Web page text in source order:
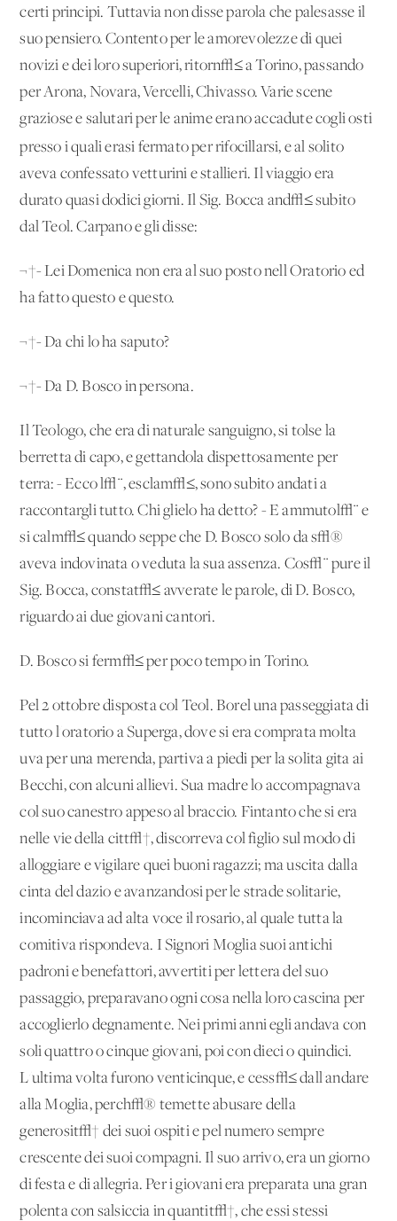
certi principi. Tuttavia non disse parola che palesasse il
suo pensiero. Contento per le amorevolezze di quei
novizi e dei loro superiori, ritorn√≤ a Torino, passando
per Arona, Novara, Vercelli, Chivasso. Varie scene
graziose e salutari per le anime erano accadute cogli osti
presso i qualierasi fermato per rifocillarsi, e al solito
aveva confessato vetturini e stallieri. Il viaggio era
durato quasi dodici giorni. Il Sig. Bocca and√≤ subito
dal Teol. Carpano e gli disse:
¬†- Lei Domenica non era al suo posto nell'Oratorio ed
ha fatto questo e questo.
¬†- Da chi lo ha saputo?
¬†- Da D. Bosco in persona.
Il Teologo, che era di naturale sanguigno, si tolse la
berretta di capo, e gettandola dispettosamente per
terra: - Ecco l√¨, esclam√≤, sono subito andati a
raccontargli tutto. Chi glielo ha detto? - E ammutol√¨ e
si calm√≤ quando seppe che D. Bosco solo da s√®
aveva indovinata o veduta la sua assenza. Cos√¨ pure il
Sig. Bocca, constat√≤ avverate le parole, di D. Bosco,
riguardo ai due giovani cantori.
D. Bosco si ferm√≤ per poco tempo in Torino.
Pel 2 ottobre disposta col Teol. Borel una passeggiata di
tutto l'oratorio a Superga, dove si era comprata molta
uva per una merenda, partiva a piedi per la solita gita ai
Becchi, con alcuni allievi. Sua madre lo accompagnava
col suo canestro appeso al braccio. Fintanto che si era
nelle vie della citt√†, discorreva col figlio sul modo di
alloggiare e vigilare quei buoni ragazzi; ma uscita dalla
cinta del dazio e avanzandosi per le strade solitarie,
incominciava ad alta voce il rosario, al quale tutta la
comitiva rispondeva. I Signori Moglia suoi antichi
padroni e benefattori, avvertiti per lettera del suo
passaggio, preparavano ogni cosa nella loro cascina per
accoglierlo degnamente. Nei primi anni egli andava con
soli quattro o cinque giovani, poi con dieci o quindici.
L'ultima volta furono venticinque, e cess√≤ dall'andare
alla Moglia, perch√® temette abusare della
generosit√† dei suoi ospiti e pel numero sempre
crescente dei suoi compagni. Il suo arrivo, era un giorno
di festa e di allegria. Per i giovani era preparata una gran
polenta con salsiccia in quantit√†, che essi stessi